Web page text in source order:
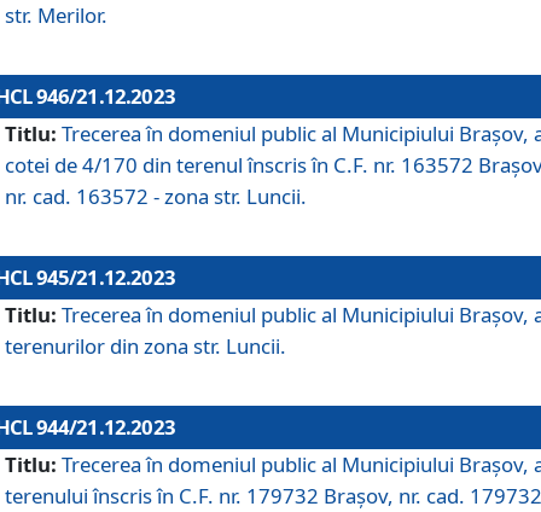
str. Merilor.
946/21.12.2023
Titlu: Trecerea în domeniul public al Municipiului Braşov,
cotei de 4/170 din terenul înscris în C.F. nr. 163572
nr. cad. 163572 - zona str. Luncii.
945/21.12.2023
Titlu: Trecerea în domeniul public al Municipiului Braşov,
terenurilor din zona str. Luncii.
944/21.12.2023
Titlu: Trecerea în domeniul public al Municipiului Braşov,
terenului înscris în C.F. nr. 179732 Brașov, nr. cad.